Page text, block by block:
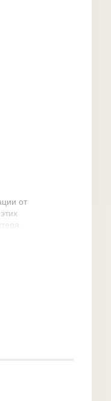
от